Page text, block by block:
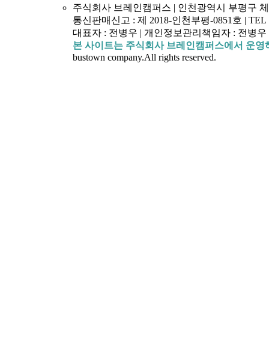
주식회사 브레인캠퍼스 | 인천광역시 부평구
통신판매신고 : 제 2018-인천부평-0851호 | TEL
대표자 : 전병우 | 개인정보관리책임자 : 전병
본 사이트는 주식회사 브레인캠퍼스에서 운
bustown company.All rights reserved.